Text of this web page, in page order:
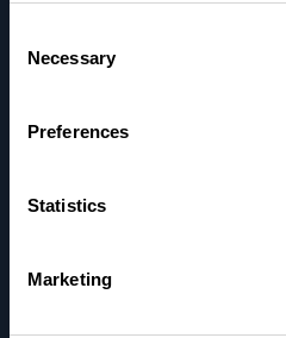
Selection
Necessary
Preferences
Statistics
Marketing
Meistä
Usein kysytyt kysymykset